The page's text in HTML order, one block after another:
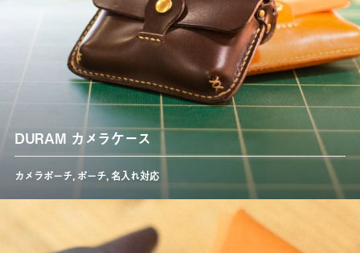
DURAM カメラケース
カメラポーチ, ポーチ,名入れ対応